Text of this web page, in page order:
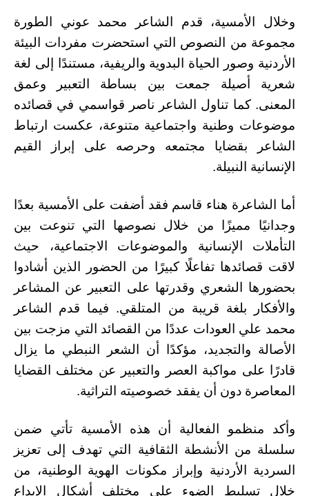
وخلال الأمسية، قدم الشاعر محمد عوني الطورة
مجموعة من النصوص التي استحضرت مفردات البيئة
الأردنية وصور الحياة البدوية والريفية، مستندًا إلى لغة
شعرية أصيلة جمعت بين بساطة التعبير وعمق
المعنى. كما تناول الشاعر ناصر قواسمي في قصائده
موضوعات وطنية واجتماعية متنوعة، عكست ارتباط
الشاعر بقضايا مجتمعه وحرصه على إبراز القيم
الإنسانية النبيلة.
أما الشاعرة هناء قاسم فقد أضفت على الأمسية بعدًا
وجدانيًا مميزًا من خلال نصوصها التي تنوعت بين
التأملات الإنسانية والموضوعات الاجتماعية، حيث
لاقت قصائدها تفاعلًا كبيرًا من الحضور الذين أشادوا
بحضورها الشعري وقدرتها على التعبير عن المشاعر
والأفكار بلغة قريبة من المتلقي. فيما قدم الشاعر
محمد علي العودات عددًا من القصائد التي مزجت بين
الأصالة والتجديد، مؤكدًا أن الشعر النبطي ما يزال
قادرًا على مواكبة العصر والتعبير عن مختلف القضايا
المعاصرة دون أن يفقد خصوصيته التراثية.
وأكد منظمو الفعالية أن هذه الأمسية تأتي ضمن
سلسلة من الأنشطة الثقافية التي تهدف إلى تعزيز
السردية الأردنية وإبراز مكونات الهوية الوطنية، من
خلال تسليط الضوء على مختلف أشكال الإبداع